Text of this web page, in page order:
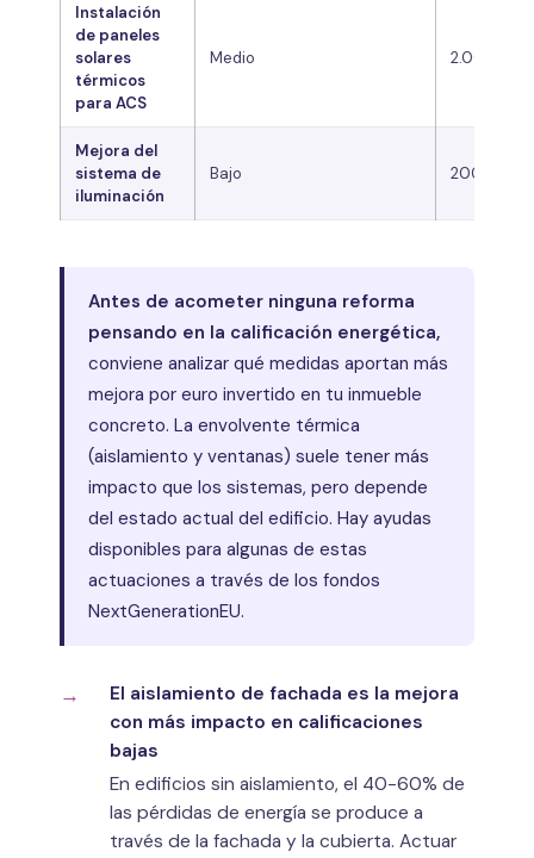
Instalación
de paneles
solares
térmicos
para ACS
Medio 2.000 –
Mejora del
sistema de
iluminación
Bajo 200 –
Antes de acometer ninguna reforma
pensando en la calificación energética,
conviene analizar qué medidas aportan más
mejora por euro invertido en tu inmueble
concreto. La envolvente térmica
(aislamiento y ventanas) suele tener más
impacto que los sistemas, pero depende
del estado actual del edificio. Hay ayudas
disponibles para algunas de estas
actuaciones a través de los fondos
NextGenerationEU.
El aislamiento de fachada es la mejora
con más impacto en calificaciones
bajas
En edificios sin aislamiento, el 40-60% de
las pérdidas de energía se produce a
través de la fachada y la cubierta. Actuar